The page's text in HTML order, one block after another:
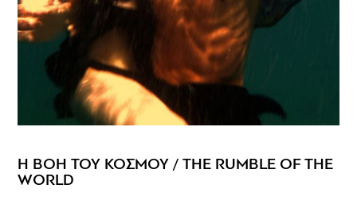
Η ΒΟΗ ΤΟΥ ΚΟΣΜΟΥ / THE RUMBLE OF THE
WORLD